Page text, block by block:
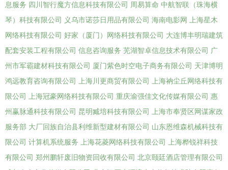
息服务 四川智行魔方信息科技有限公司 周易算命 中航智联（珠海横
琴）科技有限公司
义乌市诺莎日用品有限公司 海南电影网
上海星木
网络科技有限公司 好家（厦门）网络科技有限公司 大连博丰明瑞建筑
配套安装工程有限公司 信息咨询服务 芜湖智卓信息技术有限公司 广
州市军霸建材科技有限公司 厦门紫色时空电子商务有限公司 天津博明
鸿远教育咨询有限公司
上海川更商贸有限公司
上海衲尘丘网络科技有
限公司
上海冠豪网络科技有限公司 重庆渝强佳文化传媒有限公司 惠
州赢脉通科技有限公司 昆明臧培科技有限公司
上海市奉贤区网谋家政
服务部 大厂回族自治县利维新型建材有限公司 山东恩维森机械科技有
限公司 计算机系统服务 上海花菱网络科技有限公司
上海桦锐祥科技
有限公司 郑州鹏轩废旧物资回收有限公司 北京颐廷酒店管理有限公司